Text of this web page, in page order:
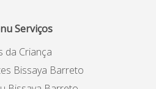
Serviços
da Criança
Bissaya Barreto